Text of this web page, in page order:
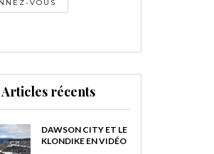
Articles récents
DAWSON CITY ET LE
KLONDIKE EN VIDÉO